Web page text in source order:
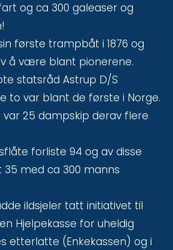
og ca 300 galeaser og
første trampbåt i 1876 og
å være blant pionerene.
statsråd Astrup D/S
to var blant de første i Norge.
var 25 dampskip derav flere
forliste 94 og av disse
med ca 300 manns
ildsjeler tatt initiativet til
Hjelpekasse for uheldig
etterlatte (Enkekassen) og i